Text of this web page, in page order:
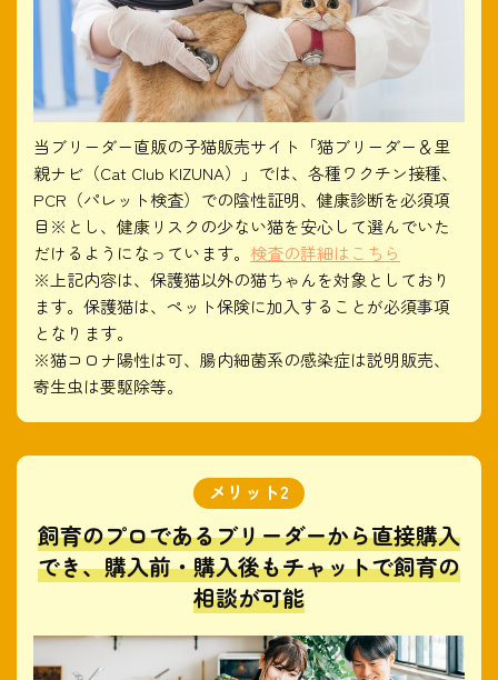
当ブリーダー直販の子猫販売サイト「猫ブリーダー＆里
親ナビ（Cat Club KIZUNA）」では、各種ワクチン接種、
PCR（パレット検査）での陰性証明、健康診断を必須項
目※とし、健康リスクの少ない猫を安心して選んでいた
だけるようになっています。 検査の詳細はこちら
※上記内容は、保護猫以外の猫ちゃんを対象としており
ます。保護猫は、ペット保険に加入することが必須事項
となります。
※猫コロナ陽性は可、腸内細菌系の感染症は説明販売、
寄生虫は要駆除等。
飼育のプロであるブリーダーから直接購入
でき、購入前・購入後もチャットで飼育の
相談が可能